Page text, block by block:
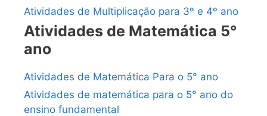
Atividades de Multiplicação para 3º e 4º ano
Atividades de Matemática 5°
ano
Atividades de Matemática Para o 5° ano
Atividades de matemática para o 5° ano do
ensino fundamental